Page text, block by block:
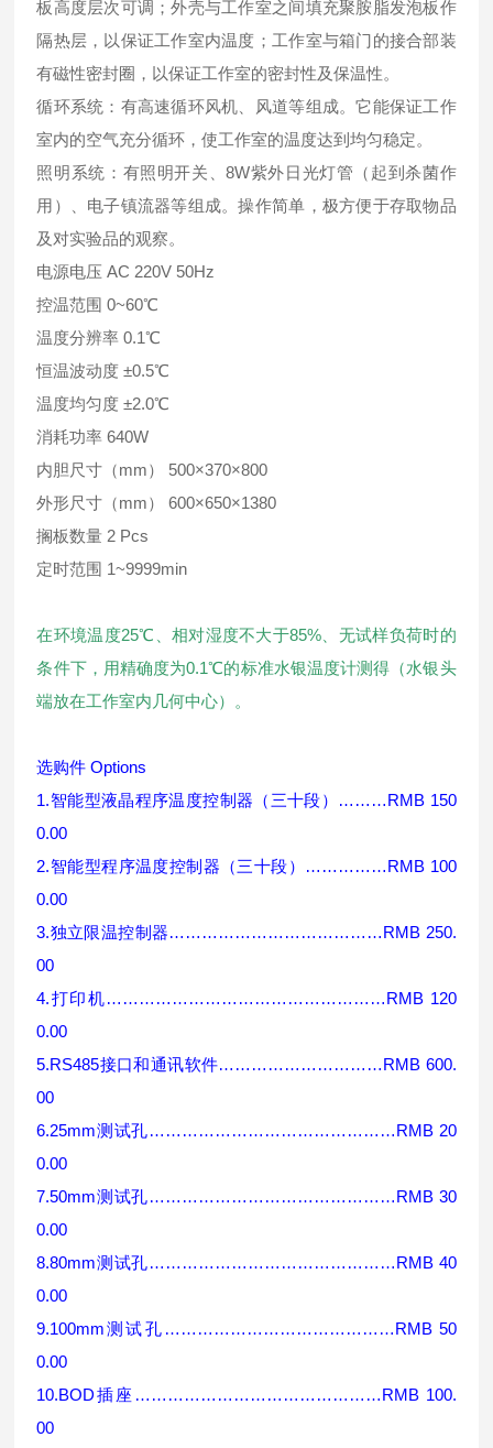
板高度层次可调；外壳与工作室之间填充聚胺脂发泡板作
隔热层，以保证工作室内温度；工作室与箱门的接合部装
有磁性密封圈，以保证工作室的密封性及保温性。
循环系统：有高速循环风机、风道等组成。它能保证工作
室内的空气充分循环，使工作室的温度达到均匀稳定。
照明系统：有照明开关、8W紫外日光灯管（起到杀菌作
用）、电子镇流器等组成。操作简单，极方便于存取物品
及对实验品的观察。
电源电压 AC 220V 50Hz
控温范围 0~60℃
温度分辨率 0.1℃
恒温波动度 ±0.5℃
温度均匀度 ±2.0℃
消耗功率 640W
内胆尺寸（mm） 500×370×800
外形尺寸（mm） 600×650×1380
搁板数量 2 Pcs
定时范围 1~9999min
在环境温度25℃ 、相对湿度不大于85% 、无试样负荷时的
条件下，用精确度为0.1℃的标准水银温度计测得 （水银头
端放在工作室内几何中心） 。
选购件 Options
1.智能型液晶程序温度控制器（三十段）
………RMB 150
0.00
2.智能型程序温度控制器（三十段）
……………RMB 100
0.00
3.独立限温控制器…………………………………RMB 250.
00
4.打印机……………………………………………RMB 120
0.00
5.RS485接口和通讯软件…………………………RMB 600.
00
6.25mm测试孔………………………………………RMB 20
0.00
7.50mm测试孔………………………………………RMB 30
0.00
8.80mm测试孔………………………………………RMB 40
0.00
9.100mm测试孔 ……………………………………RMB 50
0.00
10.BOD插座 ………………………………………RMB 100.
00